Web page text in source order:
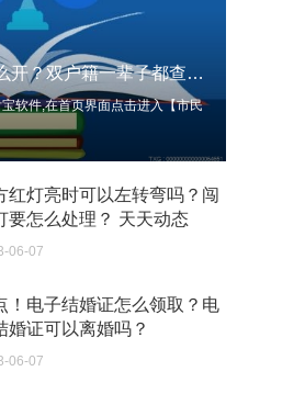
房吗现在 贷款买房的条件有
贷款买房的条件有哪些？
房吗 贷款买房的程序是什
吗 营业执照下来的当月就
身份证变更证明怎么开？双户籍一辈子都查不出来吗？ 每日速讯
软件,在首页界面点击进入【市民
红灯亮时可以左转弯吗？闯
要怎么处理？ 天天动态
06-07
！电子结婚证怎么领取？电
婚证可以离婚吗？
06-07